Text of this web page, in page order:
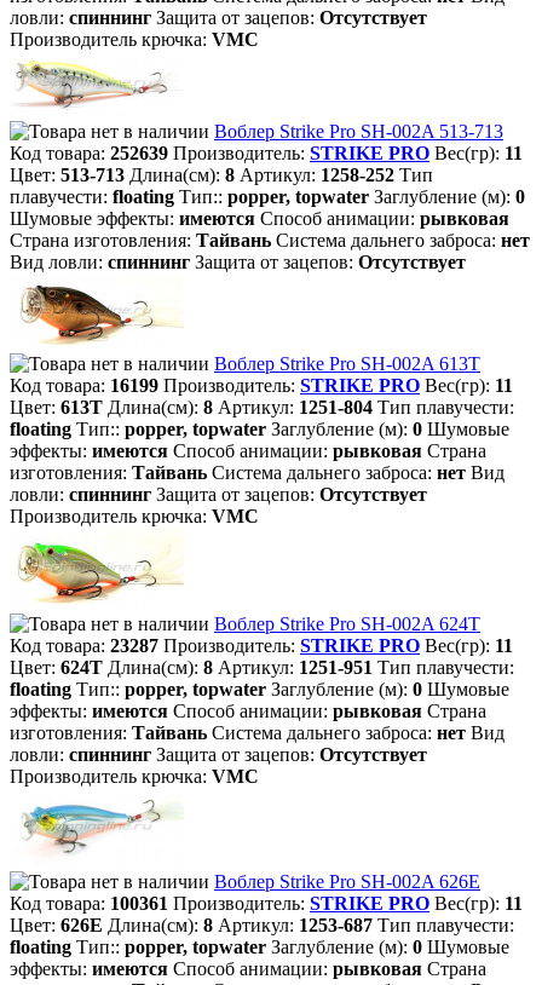
ловли: спиннинг Защита от зацепов: Отсутствует
Производитель крючка: VMC
Воблер Strike Pro SH-002A 513-713
Код товара: 252639 Производитель: STRIKE PRO Вес(гр): 11
Цвет: 513-713 Длина(см): 8 Артикул: 1258-252 Тип
плавучести: floating Тип:: popper, topwater Заглубление (м): 0
Шумовые эффекты: имеются Способ анимации: рывковая
Страна изготовления: Тайвань Система дальнего заброса: нет
Вид ловли: спиннинг Защита от зацепов: Отсутствует
Воблер Strike Pro SH-002A 613T
Код товара: 16199 Производитель: STRIKE PRO Вес(гр): 11
Цвет: 613T Длина(см): 8 Артикул: 1251-804 Тип плавучести:
floating Тип:: popper, topwater Заглубление (м): 0 Шумовые
эффекты: имеются Способ анимации: рывковая Страна
изготовления: Тайвань Система дальнего заброса: нет Вид
ловли: спиннинг Защита от зацепов: Отсутствует
Производитель крючка: VMC
Воблер Strike Pro SH-002A 624T
Код товара: 23287 Производитель: STRIKE PRO Вес(гр): 11
Цвет: 624T Длина(см): 8 Артикул: 1251-951 Тип плавучести:
floating Тип:: popper, topwater Заглубление (м): 0 Шумовые
эффекты: имеются Способ анимации: рывковая Страна
изготовления: Тайвань Система дальнего заброса: нет Вид
ловли: спиннинг Защита от зацепов: Отсутствует
Производитель крючка: VMC
Воблер Strike Pro SH-002A 626E
Код товара: 100361 Производитель: STRIKE PRO Вес(гр): 11
Цвет: 626E Длина(см): 8 Артикул: 1253-687 Тип плавучести:
floating Тип:: popper, topwater Заглубление (м): 0 Шумовые
эффекты: имеются Способ анимации: рывковая Страна